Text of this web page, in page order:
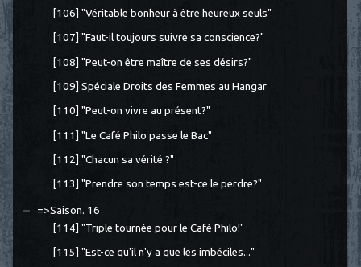
[106] "Véritable bonheur à être heureux seuls"
[107] "Faut-il toujours suivre sa conscience?"
[108] "Peut-on être maître de ses désirs?"
[109] Spéciale Droits des Femmes au Hangar
[110] "Peut-on vivre au présent?"
[111] "Le Café Philo passe le Bac"
[112] "Chacun sa vérité ?"
[113] "Prendre son temps est-ce le perdre?"
=>Saison. 16
[114] "Triple tournée pour le Café Philo!"
[115] "Est-ce qu'il n'y a que les imbéciles..."